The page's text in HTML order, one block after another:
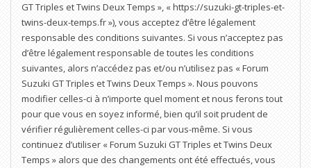
GT Triples et Twins Deux Temps », « https://suzuki-gt-triples-et-
twins-deux-temps.fr »), vous acceptez d’être légalement
responsable des conditions suivantes. Si vous n’acceptez pas
d’être légalement responsable de toutes les conditions
suivantes, alors n’accédez pas et/ou n’utilisez pas « Forum
Suzuki GT Triples et Twins Deux Temps ». Nous pouvons
modifier celles-ci à n’importe quel moment et nous ferons tout
pour que vous en soyez informé, bien qu’il soit prudent de
vérifier régulièrement celles-ci par vous-même. Si vous
continuez d’utiliser « Forum Suzuki GT Triples et Twins Deux
Temps » alors que des changements ont été effectués, vous